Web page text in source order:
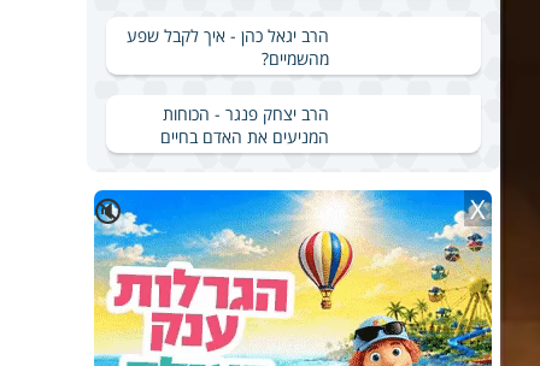
הרב יגאל כהן - איך לקבל שפע
מהשמיים?
הרב יצחק פנגר - הכוחות
המניעים את האדם בחיים
🔇 X